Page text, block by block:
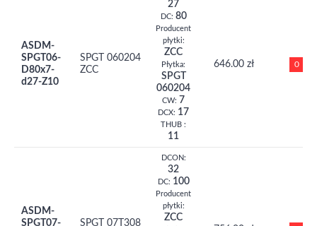
ASDM-
SPGT06-
D80x7-
d27-Z10
SPGT 060204
ZCC
27
DC: 80
Producent
płytki:
ZCC
Płytka:
SPGT
060204
CW: 7
DCX: 17
THUB :
11
646.00 zł 0
ASDM-
SPGT07-
SPGT 07T308
DCON:
32
DC: 100
Producent
płytki:
ZCC